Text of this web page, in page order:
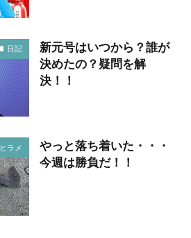
日記
新元号はいつから？誰が
決めたの？疑問を解
決！！
ヒラメ
やっと落ち着いた・・・
今週は勝負だ！！